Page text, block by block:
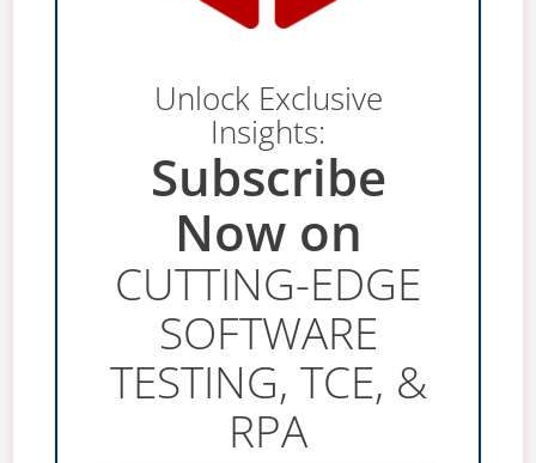
Unlock Exclusive
Insights:
Subscribe
Now on
CUTTING-EDGE
SOFTWARE
TESTING, TCE, &
RPA